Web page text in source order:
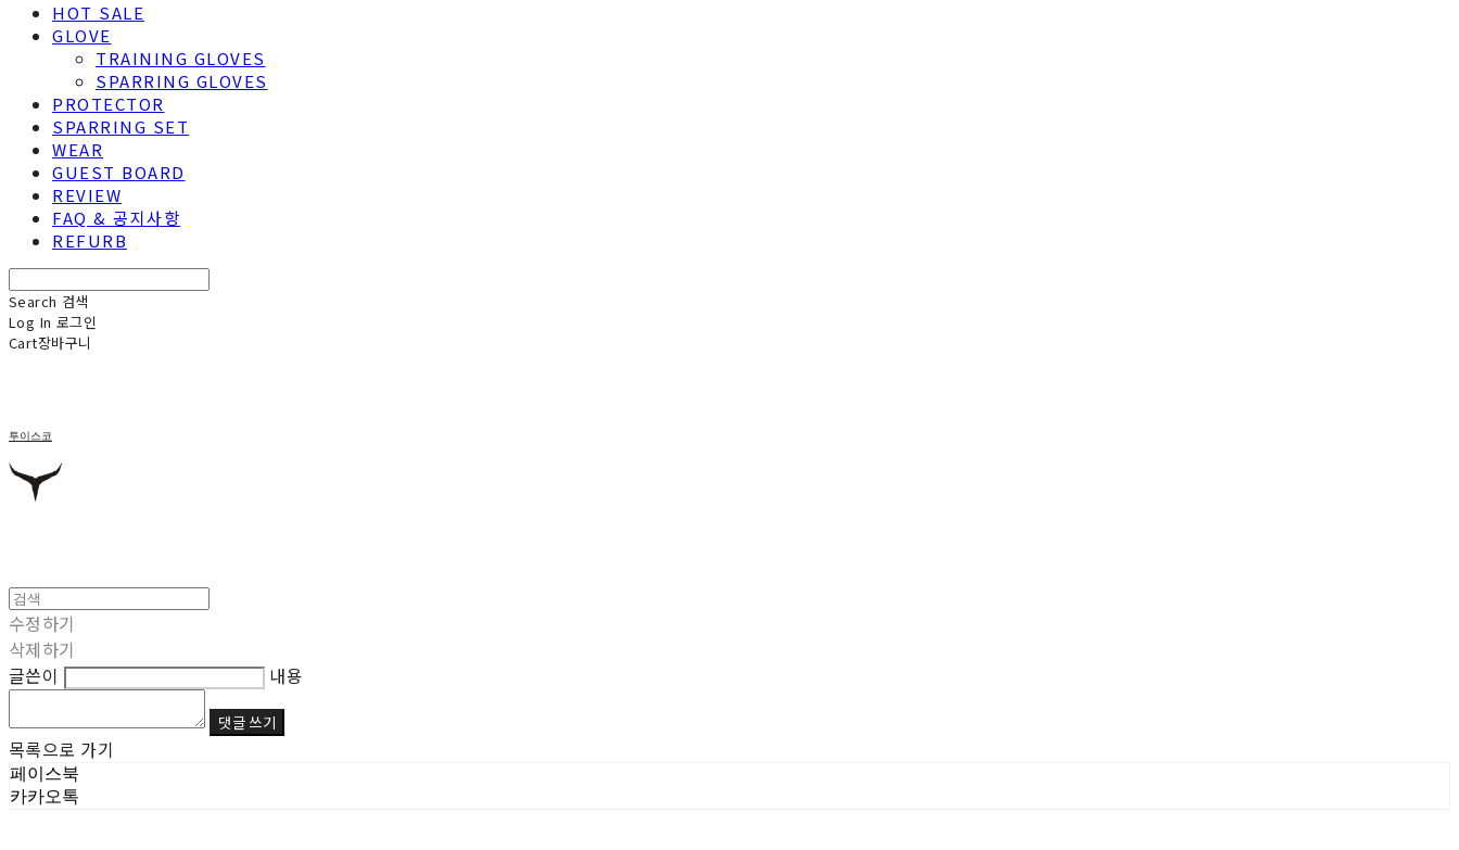
HOT SALE
GLOVE
TRAINING GLOVES
SPARRING GLOVES
PROTECTOR
SPARRING SET
WEAR
GUEST BOARD
REVIEW
FAQ & 공지사항
REFURB
Search 검색
Log In 로그인
Cart장바구니
투이스코
수정하기
삭제하기
글쓴이
내용
댓글 쓰기
목록으로 가기
페이스북
카카오톡